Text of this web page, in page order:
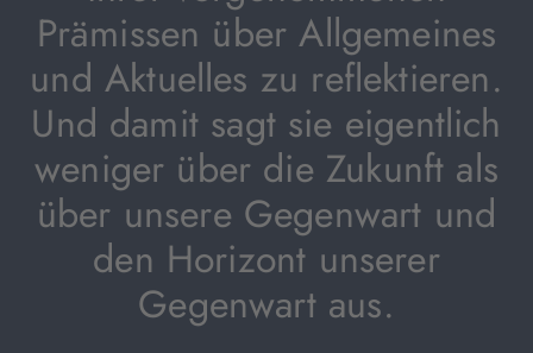
Prämissen über Allgemeines
und Aktuelles zu reflektieren.
Und damit sagt sie eigentlich
weniger über die Zukunft als
über unsere Gegenwart und
den Horizont unserer
Gegenwart aus.